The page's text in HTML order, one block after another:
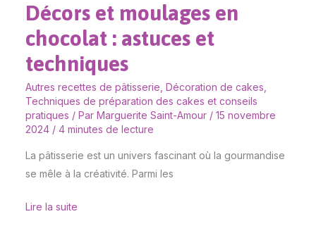
Décors et moulages en
chocolat : astuces et
techniques
Autres recettes de pâtisserie Décoration de cakes
Techniques de préparation des cakes et conseils
pratiques / Par Marguerite Saint-Amour / 15 novembre
2024 / 4 minutes de lecture
La pâtisserie est un univers fascinant où la gourmandise
se mêle à la créativité. Parmi les
Lire la suite